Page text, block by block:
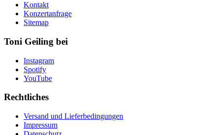
Kontakt
Konzertanfrage
Sitemap
Toni Geiling bei
Instagram
Spotify
YouTube
Rechtliches
Versand und Lieferbedingungen
Impressum